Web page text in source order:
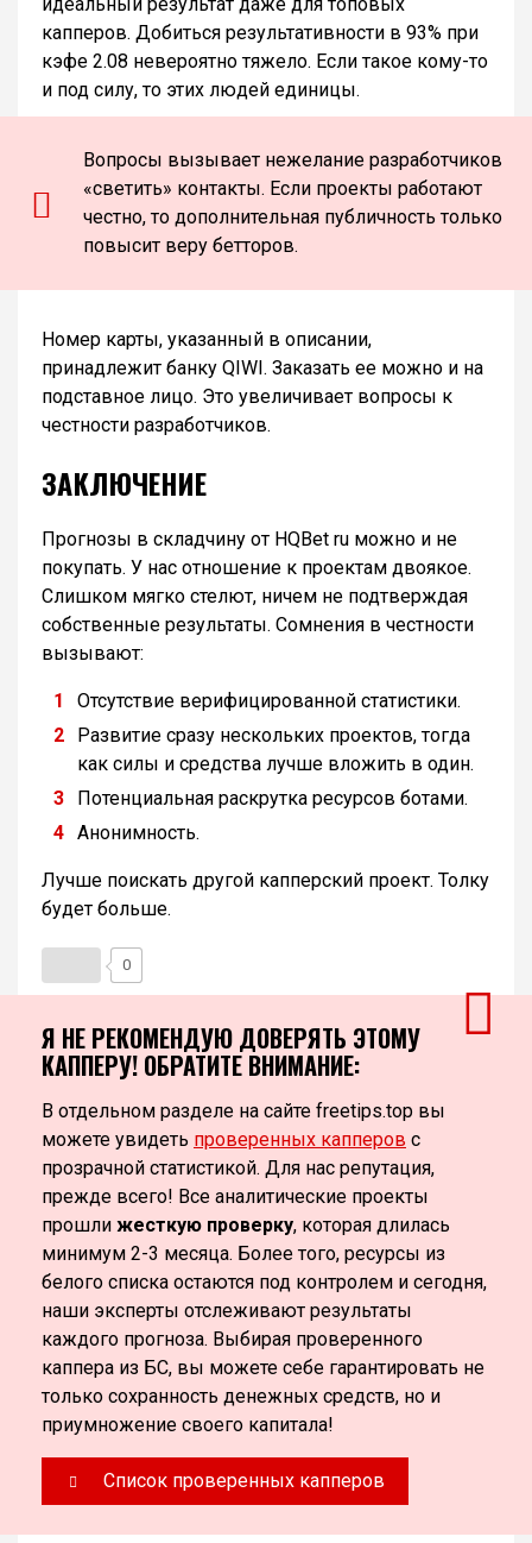
капперов. Добиться результативности в 93% при
кэфе 2.08 невероятно тяжело. Если такое кому-то
и под силу, то этих людей единицы.
Вопросы вызывает нежелание разработчиков
«светить» контакты. Если проекты работают
честно, то дополнительная публичность только
повысит веру бетторов.
Номер карты, указанный в описании,
принадлежит банку QIWI. Заказать ее можно и на
подставное лицо. Это увеличивает вопросы к
честности разработчиков.
ЗАКЛЮЧЕНИЕ
Прогнозы в складчину от HQBet ru можно и не
покупать. У нас отношение к проектам двоякое.
Слишком мягко стелют, ничем не подтверждая
собственные результаты. Сомнения в честности
вызывают:
Отсутствие верифицированной статистики.
Развитие сразу нескольких проектов, тогда
как силы и средства лучше вложить в один.
Потенциальная раскрутка ресурсов ботами.
Анонимность.
Лучше поискать другой капперский проект. Толку
будет больше.
0
Я НЕ РЕКОМЕНДУЮ ДОВЕРЯТЬ ЭТОМУ
КАППЕРУ! ОБРАТИТЕ ВНИМАНИЕ:
В отдельном разделе на сайте freetips.top вы
можете увидеть проверенных капперов с
прозрачной статистикой. Для нас репутация,
прежде всего! Все аналитические проекты
прошли жесткую проверку, которая длилась
минимум 2-3 месяца. Более того, ресурсы из
белого списка остаются под контролем и сегодня,
наши эксперты отслеживают результаты
каждого прогноза. Выбирая проверенного
каппера из БС, вы можете себе гарантировать не
только сохранность денежных средств, но и
приумножение своего капитала!
Список проверенных капперов